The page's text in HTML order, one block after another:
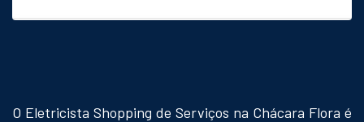
O Eletricista Shopping de Serviços na Chácara Flora é